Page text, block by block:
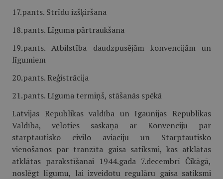
17.pants. Strīdu izšķiršana
18.pants. Līguma pārtraukšana
19.pants. Atbilstība daudzpusējām konvencijām un
līgumiem
20.pants. Reģistrācija
21.pants. Līguma termiņš, stāšanās spēkā
Latvijas Republikas valdība un Igaunijas Republikas
Valdība, vēloties saskaņā ar Konvenciju par
starptautisko civilo aviāciju un Starptautisko
vienošanos par tranzīta gaisa satiksmi, kas atklātas
atklātas parakstīšanai 1944.gada 7.decembrī Čikāgā,
noslēgt līgumu, lai izveidotu regulāru gaisa satiksmi